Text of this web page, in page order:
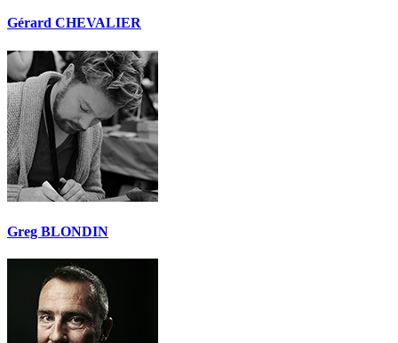
Gérard CHEVALIER
Greg BLONDIN